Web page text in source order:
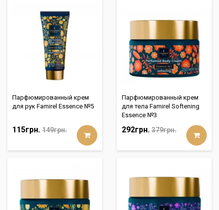
Парфюмированный крем
для рук Famirel Essence №5
115грн. 149грн.
Парфюмированный крем
для тела Famirel Softening
Essence №3
292грн. 379грн.